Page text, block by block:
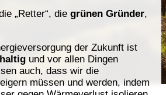
„Retter“, diegrünen Gründer,
der Zukunft ist
und vor allen Dingen
auch, dass wir die
müssen und werden, indem